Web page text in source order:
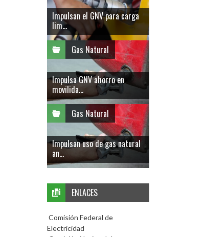
Impulsan el GNV para carga
lim...
Gas Natural
Impulsa GNV ahorro en
movilida...
Gas Natural
Impulsan uso de gas natural
an...
ENLACES
Comisión Federal de
Electricidad